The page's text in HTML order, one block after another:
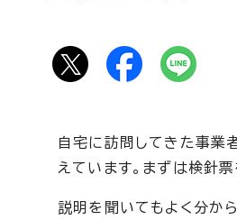
自宅に訪問してきた事業
えています。まずは検針票
説明を聞いてもよく分か